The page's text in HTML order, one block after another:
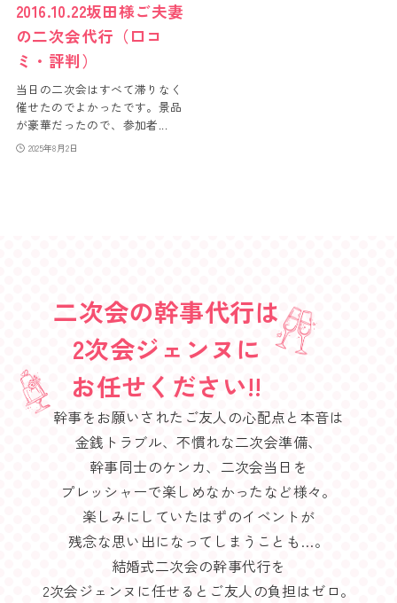
2016.10.22坂田様ご夫妻
の二次会代行（口コ
ミ・評判）
当日の二次会はすべて滞りなく
催せたのでよかったです。景品
が豪華だったので、参加者...
2025年8月2日
二次会の幹事代行は
2次会ジェンヌに
お任せください!!
幹事をお願いされたご友人の心配点と本音は
金銭トラブル、不慣れな二次会準備、
幹事同士のケンカ、二次会当日を
プレッシャーで楽しめなかったなど様々。
楽しみにしていたはずのイベントが
残念な思い出になってしまうことも…。
結婚式二次会の幹事代行を
2次会ジェンヌに任せるとご友人の負担はゼロ。